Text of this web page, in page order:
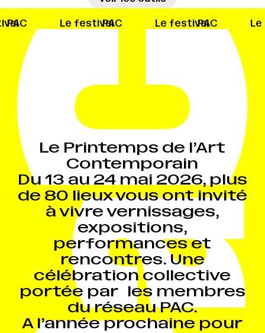
Le Printemps de l’Art
Contemporain
Du 13 au 24 mai 2026, plus
de 80 lieux vous ont invité
à vivre vernissages,
expositions,
performances et
rencontres. Une
célébration collective
portée par les membres
du réseau PAC.
A l’année prochaine pour
Le festival Le festival